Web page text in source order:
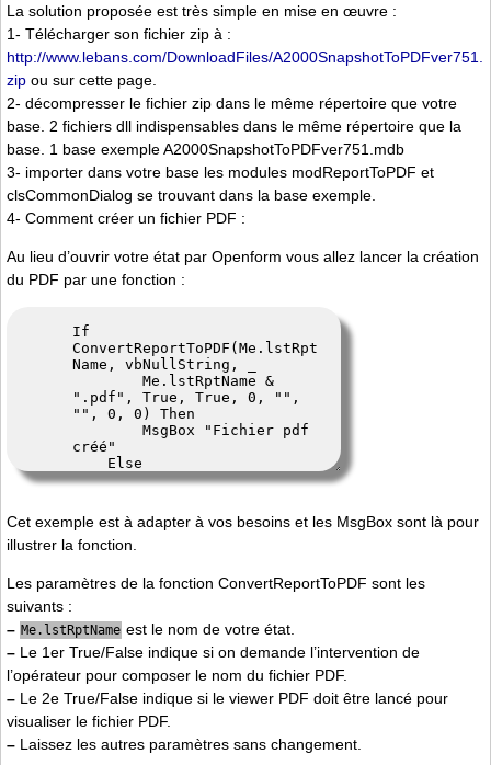
La solution proposée est très simple en mise en œuvre :
1- Télécharger son fichier zip à :
http://www.lebans.com/DownloadFiles/A2000SnapshotToPDFver751.
zip ou sur cette page.
2- décompresser le fichier zip dans le même répertoire que votre
base. 2 fichiers dll indispensables dans le même répertoire que la
base. 1 base exemple A2000SnapshotToPDFver751.mdb
3- importer dans votre base les modules modReportToPDF et
clsCommonDialog se trouvant dans la base exemple.
4- Comment créer un fichier PDF :
Au lieu d’ouvrir votre état par Openform vous allez lancer la création
du PDF par une fonction :
Cet exemple est à adapter à vos besoins et les MsgBox sont là pour
illustrer la fonction.
Les paramètres de la fonction ConvertReportToPDF sont les
suivants :
– Me.lstRptName est le nom de votre état.
– Le 1er True/False indique si on demande l’intervention de
l’opérateur pour composer le nom du fichier PDF.
– Le 2e True/False indique si le viewer PDF doit être lancé pour
visualiser le fichier PDF.
– Laissez les autres paramètres sans changement.